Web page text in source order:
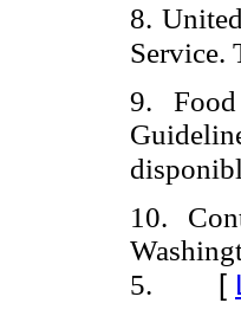
8.
Service.
9.
10.
5. [